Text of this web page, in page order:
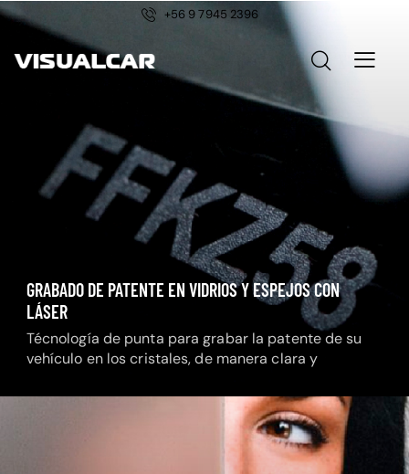
+56 9 7945 2396
GRABADO DE PATENTE EN VIDRIOS Y ESPEJOS CON
LÁSER
Técnología de punta para grabar la patente de su
vehículo en los cristales, de manera clara y